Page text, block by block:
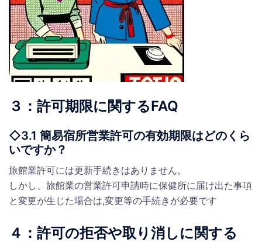
３：許可期限に関するFAQ
◇3.1 簡易宿所営業許可の有効期限はどのくら
いですか？
旅館業許可には更新手続きはありません。
しかし、旅館業の営業許可申請時に保健所に届け出た事項
と変更が生じた場合は,変更等の手続きが必要です
４：許可の拒否や取り消しに関する